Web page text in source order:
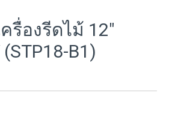
รื่องรีดไม้ 12"
(STP18-B1)